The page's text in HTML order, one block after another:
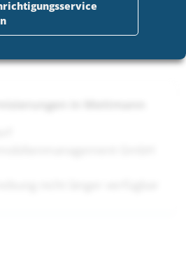
nicht länger verfügbar